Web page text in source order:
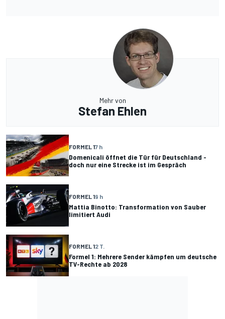
Mehr von
Stefan Ehlen
FORMEL 17 h
Domenicali öffnet die Tür für Deutschland -
doch nur eine Strecke ist im Gespräch
FORMEL 19 h
Mattia Binotto: Transformation von Sauber
limitiert Audi
FORMEL 12 T.
Formel 1: Mehrere Sender kämpfen um deutsche
TV-Rechte ab 2028